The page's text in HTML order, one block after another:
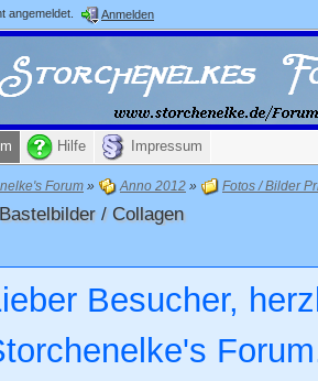
angemeldet. Anmelden
Hilfe Impressum
Forum » Anno 2012 » Fotos / Bilder
Bastelbilder / Collagen
Besucher,